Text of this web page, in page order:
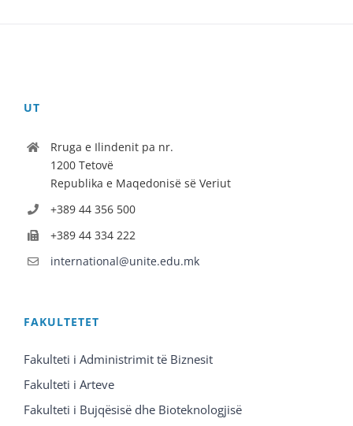
UT
Rruga e Ilindenit pa nr.
1200 Tetovë
Republika e Maqedonisë së Veriut
+389 44 356 500
+389 44 334 222
international@unite.edu.mk
FAKULTETET
Fakulteti i Administrimit të Biznesit
Fakulteti i Arteve
Fakulteti i Bujqësisë dhe Bioteknologjisë